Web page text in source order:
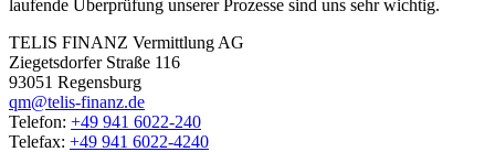
laufende Überprüfung unserer Prozesse sind uns sehr wichtig.
TELIS FINANZ Vermittlung AG
Ziegetsdorfer Straße 116
93051 Regensburg
qm@telis-finanz.de
Telefon: +49 941 6022-240
Telefax: +49 941 6022-4240